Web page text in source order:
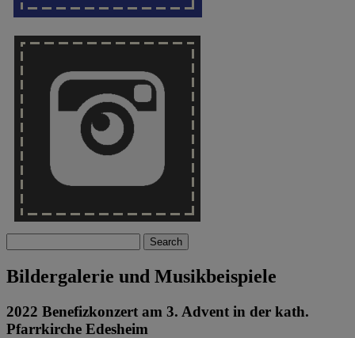
Search
Bildergalerie und Musikbeispiele
2022 Benefizkonzert am 3. Advent in der kath.
Pfarrkirche Edesheim